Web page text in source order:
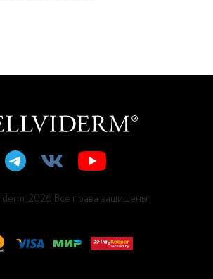
2026 Все права защищены